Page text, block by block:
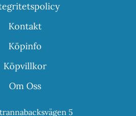
Kontakt
Köpinfo
Köpvillkor
Om Oss
5